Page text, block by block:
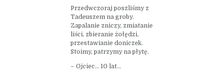
Przedwczoraj poszliśmy z
Tadeuszem na groby.
Zapalanie zniczy, zmiatanie
liści, zbieranie żołędzi,
przestawianie doniczek.
Stoimy, patrzymy na płytę.
– Ojciec… 10 lat…